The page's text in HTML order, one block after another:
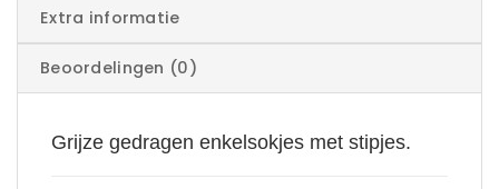
Extra informatie
Beoordelingen (0)
Grijze gedragen enkelsokjes met stipjes.